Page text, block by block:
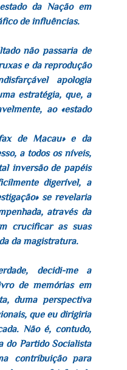
da Nação em
de influências.
não passaria de
e da reprodução
apologia
estratégia, que, a
ao «estado
de Macau» e da
a todos os níveis,
inversão de papéis
digerível, a
se revelaria
através da
crucificar as suas
da magistratura.
decidi-me a
de memórias em
duma perspectiva
que eu dirigiria
Não é, contudo,
do Partido Socialista
contribuição para